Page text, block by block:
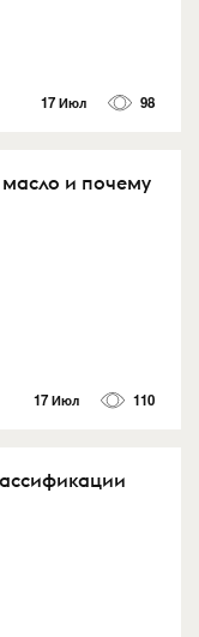
17 Июл 98
и почему
17 Июл 110